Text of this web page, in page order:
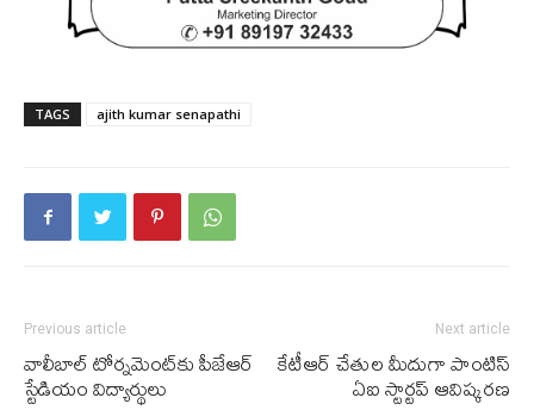
TAGS ajith kumar senapathi
Previous article
వాలీబాల్ టోర్న‌మెంట్‌కు పీజేఆర్
స్టేడియం విద్యార్థులు
Next article
కేటీఆర్ చేతుల మీదుగా పాంటిస్
ఏఐ స్టార్టప్ ఆవిష్కరణ